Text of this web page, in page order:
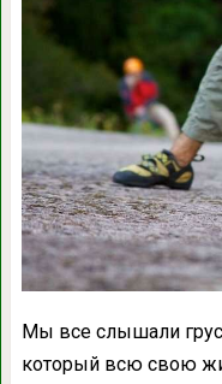
Мы все слышали
который всю свою